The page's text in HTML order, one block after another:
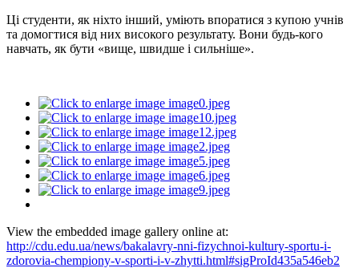
Ці студенти, як ніхто інший, уміють впоратися з купою учнів
та домогтися від них високого результату. Вони будь-кого
навчать, як бути «вище, швидше і сильніше».
View the embedded image gallery online at:
http://cdu.edu.ua/news/bakalavry-nni-fizychnoi-kultury-sportu-i-
zdorovia-chempiony-v-sporti-i-v-zhytti.html#sigProId435a546eb2